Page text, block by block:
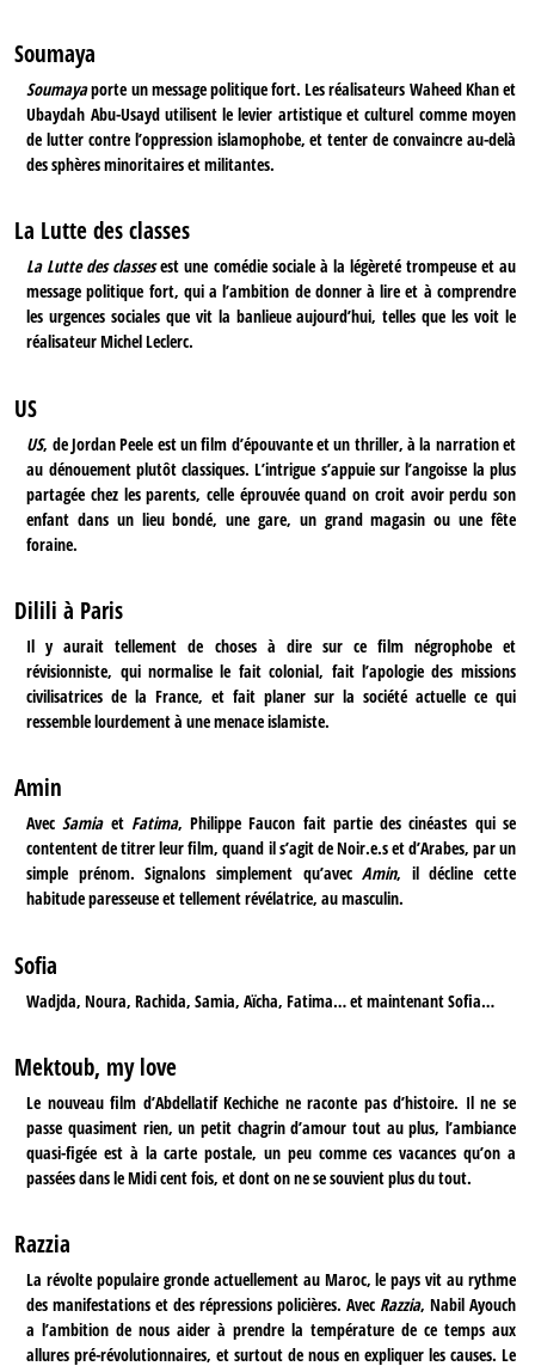
Soumaya
Soumayaporte un message politique fort. Les réalisateurs Waheed Khan et
Ubaydah Abu-Usayd utilisent le levier artistique et culturel comme moyen
de lutter contre l’oppression islamophobe, et tenter de convaincre au-delà
des sphères minoritaires et militantes.
La Lutte des classes
La Lutte des classesest une comédie sociale à la légèreté trompeuse et au
message politique fort, qui a l’ambition de donner à lire et à comprendre
les urgences sociales que vit la banlieue aujourd’hui, telles que les voit le
réalisateur Michel Leclerc.
US
US, de Jordan Peele est un film d’épouvante et un thriller, à la narration et
au dénouement plutôt classiques. L’intrigue s’appuie sur l’angoisse la plus
partagée chez les parents, celle éprouvée quand on croit avoir perdu son
enfant dans un lieu bondé, une gare, un grand magasin ou une fête
foraine.
Dilili à Paris
Il y aurait tellement de choses à dire sur ce film négrophobe et
révisionniste, qui normalise le fait colonial, fait l’apologie des missions
civilisatrices de la France, et fait planer sur la société actuelle ce qui
ressemble lourdement à une menace islamiste.
Amin
AvecSamia et Fatima, Philippe Faucon fait partie des cinéastes qui se
contentent de titrer leur film, quand il s’agit de Noir.e.s et d’Arabes, par un
simple prénom. Signalons simplement qu’avecAmin, il décline cette
habitude paresseuse et tellement révélatrice, au masculin.
Sofia
Wadjda, Noura, Rachida, Samia, Aïcha, Fatima… et maintenant Sofia…
Mektoub, my love
Le nouveau film d’Abdellatif Kechiche ne raconte pas d’histoire. Il ne se
passe quasiment rien, un petit chagrin d’amour tout au plus, l’ambiance
quasi-figée est à la carte postale, un peu comme ces vacances qu’on a
passées dans le Midi cent fois, et dont on ne se souvient plus du tout.
Razzia
La révolte populaire gronde actuellement au Maroc, le pays vit au rythme
des manifestations et des répressions policières. Avec Razzia, Nabil Ayouch
a l’ambition de nous aider à prendre la température de ce temps aux
allures pré-révolutionnaires, et surtout de nous en expliquer les causes. Le